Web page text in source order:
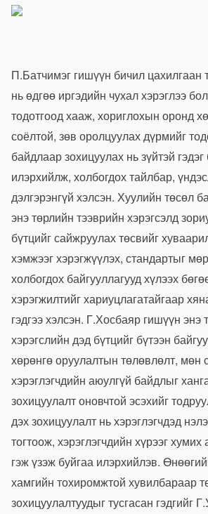
П.Батчимэг гишүүн бичил цахилгаан
нь өдгөө иргэдийн чухал хэрэглээ
тодотгоод хааж, хориглохын оронд
соёлтой, зөв оролцуулах дүрмийг
байдлаар зохицуулах нь зүйтэй
илэрхийлж, холбогдох тайлбар,
дэлгэрэнгүй хэлсэн. Хуулийн төсөл
энэ төрлийн тээврийн хэрэгсэлд
бүтцийг сайжруулах төсвийг
хэмжээг хэрэгжүүлэх, стандартыг
холбогдох байгууллагууд хүлээх
хэрэгжилтийг хариуцлагатайгаар
гэдгээ хэлсэн. Г.Хосбаяр гишүүн энэ
хэрэгслийн дэд бүтцийг бүтээн
хөрөнгө оруулалтын төлөвлөлт, мөн
хэрэглэгчдийн аюулгүй байдлыг
зохицуулалт оновчтой эсэхийг
дэх зохицуулалт нь хэрэглэгчдэд
тогтоож, хэрэглэгчдийн хүрээг хумих
гэж үзэж буйгаа илэрхийлэв.
хамгийн тохиромжтой хувилбараар
зохицуулалтуудыг тусгасан гэдгийг